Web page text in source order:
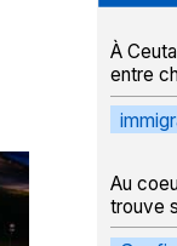
À
entre
Au
trouve